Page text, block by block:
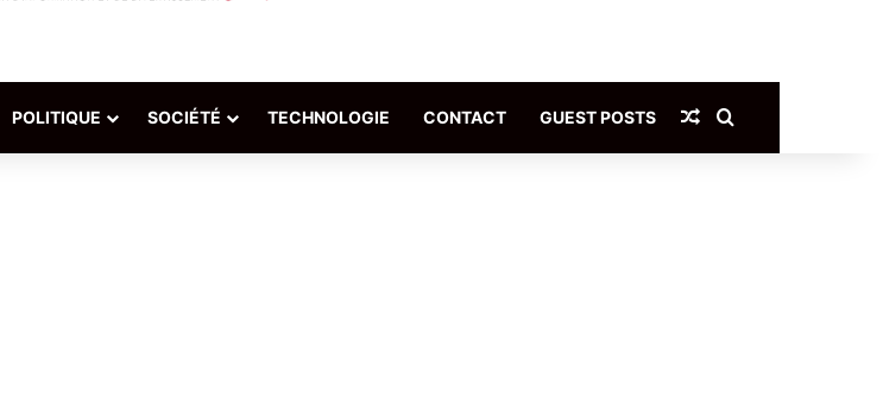
POLITIQUE SOCIÉTÉ TECHNOLOGIE CONTACT GUEST POSTS Article Aléatoire